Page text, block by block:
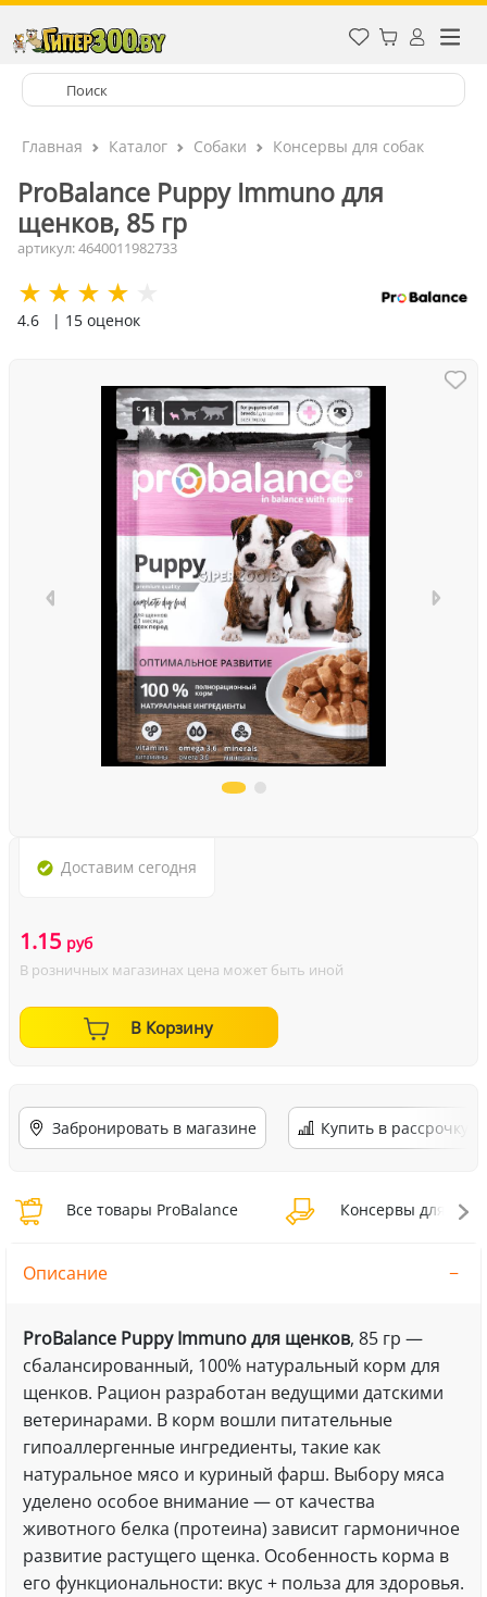
Главная Каталог Собаки Консервы для собак
ProBalance Puppy Immuno для
щенков, 85 гр
артикул: 4640011982733
4.6 | 15 оценок
Доставим сегодня
1.15 руб
В розничных магазинах цена может быть иной
В Корзину
Забронировать в магазине Купить в рассрочку
Все товары ProBalance Консервы для
Описание
ProBalance Puppy Immuno для щенков, 85 гр —
сбалансированный, 100% натуральный корм для
щенков. Рацион разработан ведущими датскими
ветеринарами. В корм вошли питательные
гипоаллергенные ингредиенты, такие как
натуральное мясо и куриный фарш. Выбору мяса
уделено особое внимание — от качества
животного белка (протеина) зависит гармоничное
развитие растущего щенка. Особенность корма в
его функциональности: вкус + польза для здоровья.